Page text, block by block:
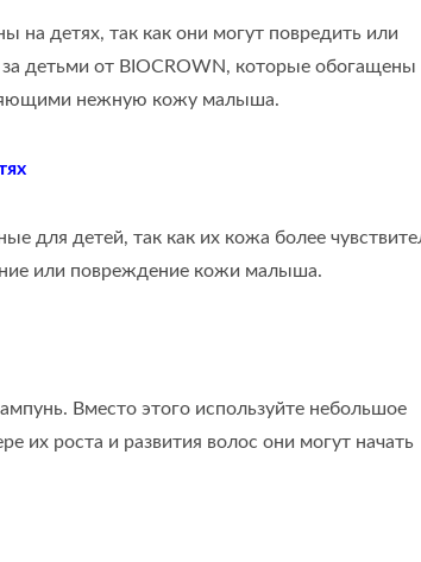
на детях, так как они могут повредить или
детьми от BIOCROWN, которые обогащены
нежную кожу малыша.
для детей, так как их кожа более
или повреждение кожи малыша.
Вместо этого используйте небольшое
их роста и развития волос они могут начать